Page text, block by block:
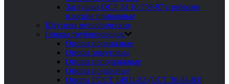
Заглушки ОСТ 34 10.759-97 с ребрами
плоские приварные
Штуцера металлические
Опоры трубопроводов
Опоры подвижные
Опоры хомутовые
Опоры неподвижные
Опоры подвесные
Опоры ГОСТ 14911-82 (ОСТ 36-94-83)